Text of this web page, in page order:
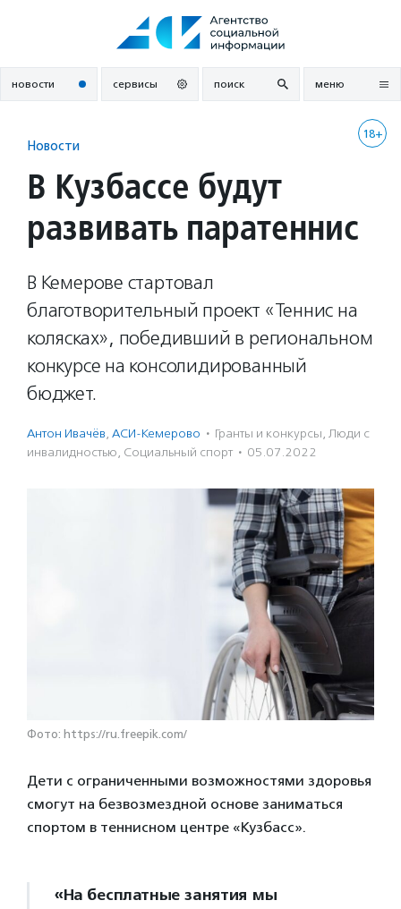
новости сервисы поиск меню
18+
Новости
В Кузбассе будут
развивать паратеннис
В Кемерове стартовал
благотворительный проект «Теннис на
колясках», победивший в региональном
конкурсе на консолидированный
бюджет.
Антон Ивачёв, АСИ-Кемерово · Гранты и конкурсы, Люди с
инвалидностью, Социальный спорт · 05.07.2022
Фото: https://ru.freepik.com/
Дети с ограниченными возможностями здоровья
смогут на безвозмездной основе заниматься
спортом в теннисном центре «Кузбасс».
«На бесплатные занятия мы